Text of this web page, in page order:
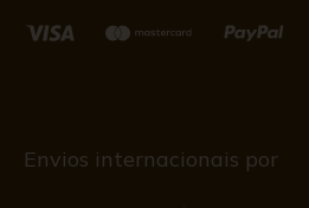
Envios internacionais por